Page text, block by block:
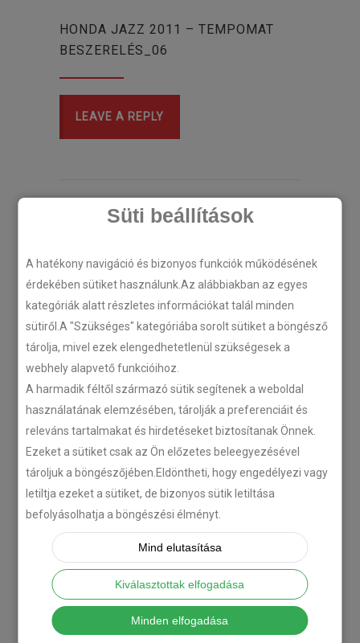
Süti beállítások
A hatékony navigáció és bizonyos funkciók működésének
érdekében sütiket használunk.Az alábbiakban az egyes
kategóriák alatt részletes információkat talál minden
sütiről.A "Szükséges" kategóriába sorolt sütiket a böngésző
tárolja, mivel ezek elengedhetetlenül szükségesek a
webhely alapvető funkcióihoz.
A harmadik féltől származó sütik segítenek a weboldal
használatának elemzésében, tárolják a preferenciáit és
releváns tartalmakat és hirdetéseket biztosítanak Önnek.
Ezeket a sütiket csak az Ön előzetes beleegyezésével
tároljuk a böngészőjében.Eldöntheti, hogy engedélyezi vagy
letiltja ezeket a sütiket, de bizonyos sütik letiltása
befolyásolhatja a böngészési élményt.
Mind elutasítása
Kiválasztottak elfogadása
Minden elfogadása
HONDA JAZZ 2011 – TEMPOMAT
BESZERELÉS_06
LEAVE A REPLY
Plug’n’Play tempomat ISUZU
N-szériás teherautókhoz
2018-07-26
Isuzu D-MAX 2006 –
2018-06-12
Citroën C-Zero tempomat
beszerelés
2018-02-14
KATEGÓRIA